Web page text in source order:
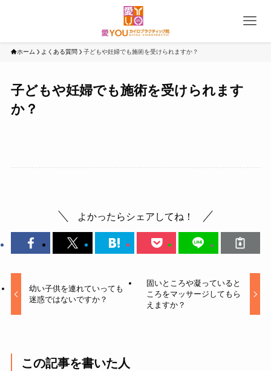
ホーム よくある質問 子どもや妊婦でも施術を受けられますか？
子どもや妊婦でも施術を受けられます
か？
よかったらシェアしてね！
幼い子供を連れていっても
迷惑ではないですか？
固いところや凝っていると
ころをマッサージしてもら
えますか？
この記事を書いた人